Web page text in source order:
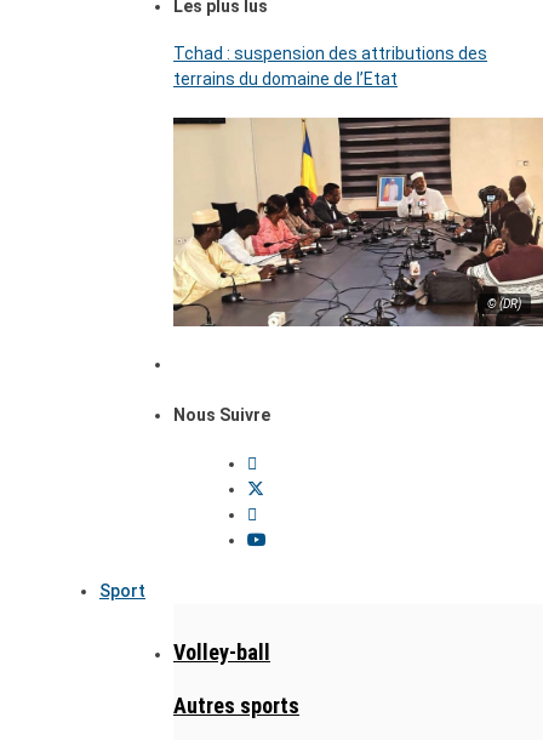
Les plus lus
Tchad : suspension des attributions des
terrains du domaine de l’Etat
© (DR)
Nous Suivre
Sport
Volley-ball
Autres sports